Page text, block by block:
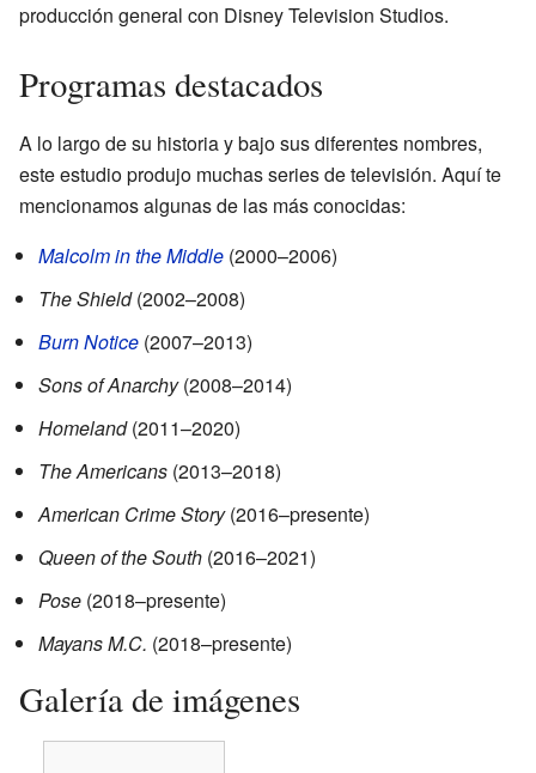
producción general con Disney Television Studios.
Programas destacados
A lo largo de su historia y bajo sus diferentes nombres,
este estudio produjo muchas series de televisión. Aquí te
mencionamos algunas de las más conocidas:
Malcolm in the Middle (2000–2006)
The Shield(2002–2008)
Burn Notice (2007–2013)
Sons of Anarchy(2008–2014)
Homeland(2011–2020)
The Americans (2013–2018)
American Crime Story(2016–presente)
Queen of the South (2016–2021)
Pose (2018–presente)
Mayans M.C. (2018–presente)
Galería de imágenes